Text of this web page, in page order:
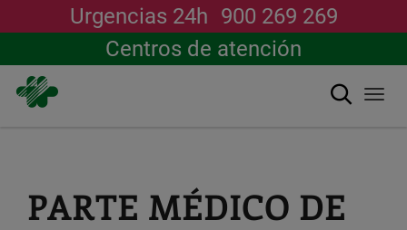
Urgencias 24h 900 269 269
Centros de atención
Buscar
PARTE MÉDICO DE